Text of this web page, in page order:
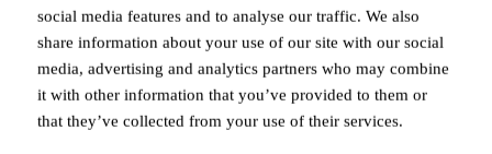
social media features and to analyse our traffic. We also
share information about your use of our site with our social
media, advertising and analytics partners who may combine
it with other information that you’ve provided to them or
that they’ve collected from your use of their services.